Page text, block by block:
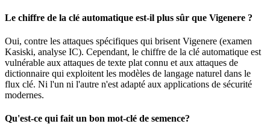
Le chiffre de la clé automatique est-il plus sûr que Vigenere ?
Oui, contre les attaques spécifiques qui brisent Vigenere (examen
Kasiski, analyse IC). Cependant, le chiffre de la clé automatique est
vulnérable aux attaques de texte plat connu et aux attaques de
dictionnaire qui exploitent les modèles de langage naturel dans le
flux clé. Ni l'un ni l'autre n'est adapté aux applications de sécurité
modernes.
Qu'est-ce qui fait un bon mot-clé de semence?